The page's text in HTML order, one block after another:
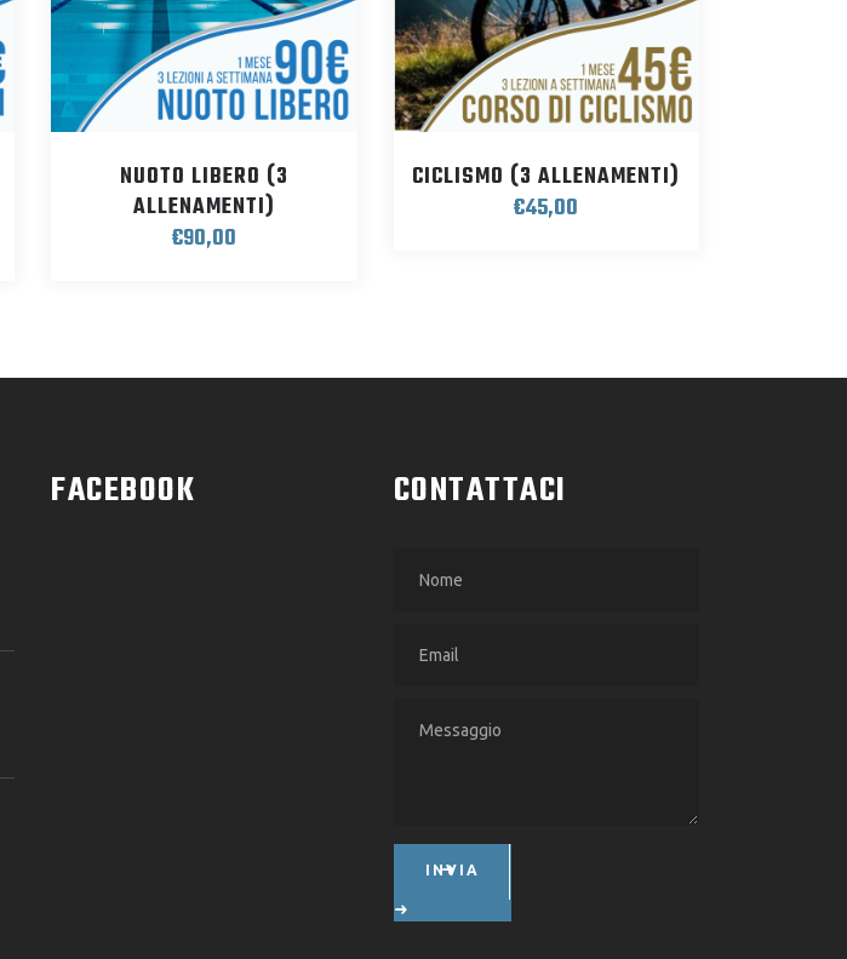
NUOTO LIBERO (3
ALLENAMENTI)
€90,00
CICLISMO (3 ALLENAMENTI)
€45,00
FACEBOOK CONTATTACI
INVIA